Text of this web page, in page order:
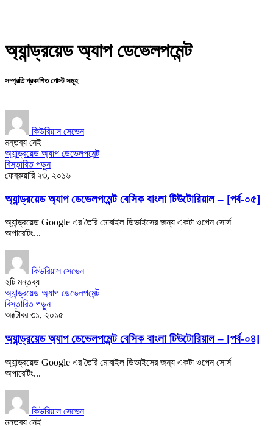
অ্যান্ড্রয়েড অ্যাপ ডেভেলপমেন্ট
সম্প্রতি প্রকাশিত পোস্ট সমূহ
কিউরিয়াস সেভেন
মন্তব্য নেই
অ্যান্ড্রয়েড অ্যাপ ডেভেলপমেন্ট
বিস্তারিত পড়ুন
ফেব্রুয়ারি ২৩, ২০১৬
অ্যান্ড্রয়েড অ্যাপ ডেভেলপমেন্ট বেসিক বাংলা টিউটোরিয়াল – [পর্ব-০৫]
অ্যান্ড্রয়েড Google এর তৈরি মোবাইল ডিভাইসের জন্য একটা ওপেন সোর্স
অপারেটিং...
কিউরিয়াস সেভেন
২টি মন্তব্য
অ্যান্ড্রয়েড অ্যাপ ডেভেলপমেন্ট
বিস্তারিত পড়ুন
অক্টোবর ৩১, ২০১৫
অ্যান্ড্রয়েড অ্যাপ ডেভেলপমেন্ট বেসিক বাংলা টিউটোরিয়াল – [পর্ব-০৪]
অ্যান্ড্রয়েড Google এর তৈরি মোবাইল ডিভাইসের জন্য একটা ওপেন সোর্স
অপারেটিং...
কিউরিয়াস সেভেন
মন্তব্য নেই